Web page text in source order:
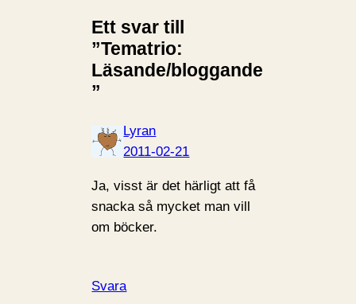
Ett svar till
”Tematrio:
Läsande/bloggande
”
Lyran
2011-02-21
Ja, visst är det härligt att få
snacka så mycket man vill
om böcker.
Svara